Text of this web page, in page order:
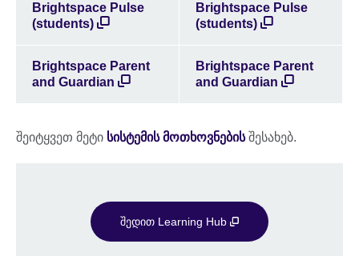
Brightspace Pulse
(students)
Brightspace Pulse
(students)
Brightspace Parent
and Guardian
Brightspace Parent
and Guardian
შეიტყვეთ მეტი სისტემის მოთხოვნებისშესახებ.
შედით Learning Hub